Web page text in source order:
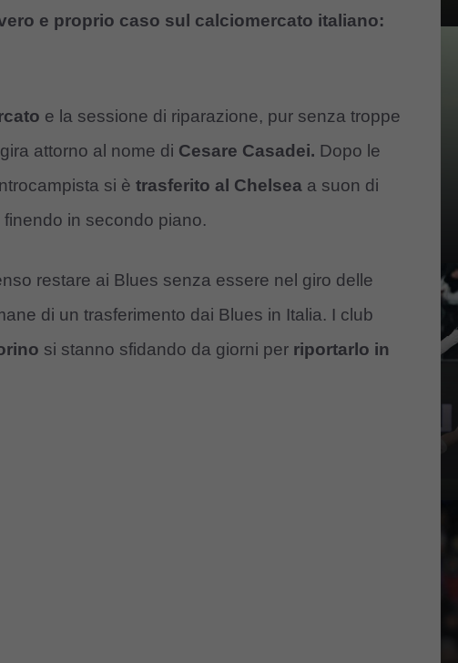
e proprio caso sul calciomercato italiano:
e la sessione di riparazione, pur senza troppe
attorno al nome di Cesare Casadei. Dopo le
si è trasferito al Chelsea a suon di
in secondo piano.
restare ai Blues senza essere nel giro delle
di un trasferimento dai Blues in Italia. I club
si stanno sfidando da giorni per riportarlo in